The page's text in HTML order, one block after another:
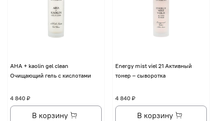
AHA + kaolin gel clean
Очищающий гель с кислотами
4 840 ₽
В корзину
Energy mist viel 21 Активный
тонер – сыворотка
4 840 ₽
В корзину